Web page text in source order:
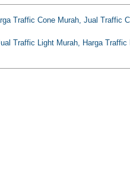
Traffic Cone Murah, Jual Traffic
Traffic Light Murah, Harga Traffic